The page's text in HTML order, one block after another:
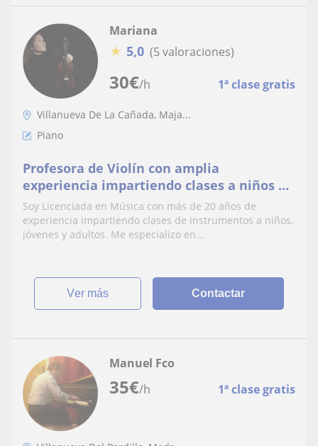
30€/h 1ª clase gratis
Mariana
★ 5,0 (5 valoraciones)
Villanueva De La Cañada, Maja...
Piano
Profesora de Violín con amplia
experiencia impartiendo clases a niños y
jóvenes
Soy Licenciada en Música con más de 20 años de
experiencia impartiendo clases de instrumentos a niños,
jóvenes y adultos. Me especializo en...
ver más Contactar
35€/h 1ª clase gratis
Manuel Fco